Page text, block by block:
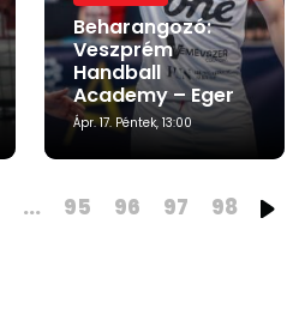
Beharangozó:
Veszprém
Handball
Academy – Eger
Ápr. 17. Péntek, 13:00
... 95 96 97 98